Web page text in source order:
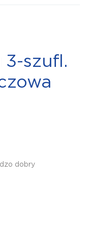
3-szufl.
dobry